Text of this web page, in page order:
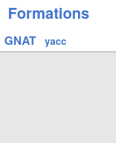
Formations
GNAT yacc